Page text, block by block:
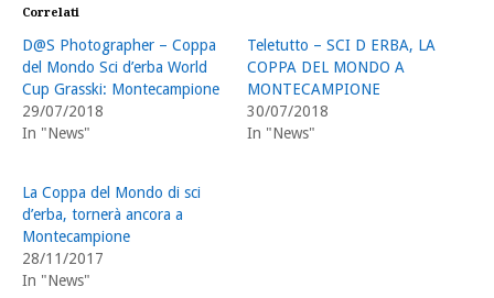
Correlati
D@S Photographer – Coppa
del Mondo Sci d’erba World
Cup Grasski: Montecampione
29/07/2018
In "News"
Teletutto – SCI D ERBA, LA
COPPA DEL MONDO A
MONTECAMPIONE
30/07/2018
In "News"
La Coppa del Mondo di sci
d’erba, tornerà ancora a
Montecampione
28/11/2017
In "News"